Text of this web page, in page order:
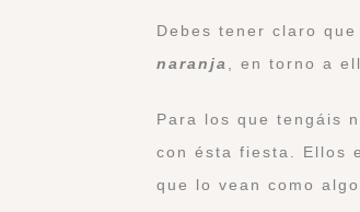
Debes tener claro
naranja
, en torno a
Para los que tengáis
con ésta fiesta. Ellos
que lo vean como